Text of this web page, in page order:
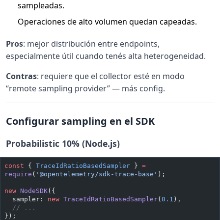
sampleadas.
Operaciones de alto volumen quedan capeadas.
Pros: mejor distribución entre endpoints,
especialmente útil cuando tenés alta heterogeneidad.
Contras: requiere que el collector esté en modo
“remote sampling provider” — más config.
Configurar sampling en el SDK
Probabilistic 10% (Node.js)
const { TraceIdRatioBasedSampler } =
require ( '@opentelemetry/sdk-trace-base' );
new NodeSDK({
  sampler:
new TraceIdRatioBasedSampler( 0.1 ),
  // ...
});